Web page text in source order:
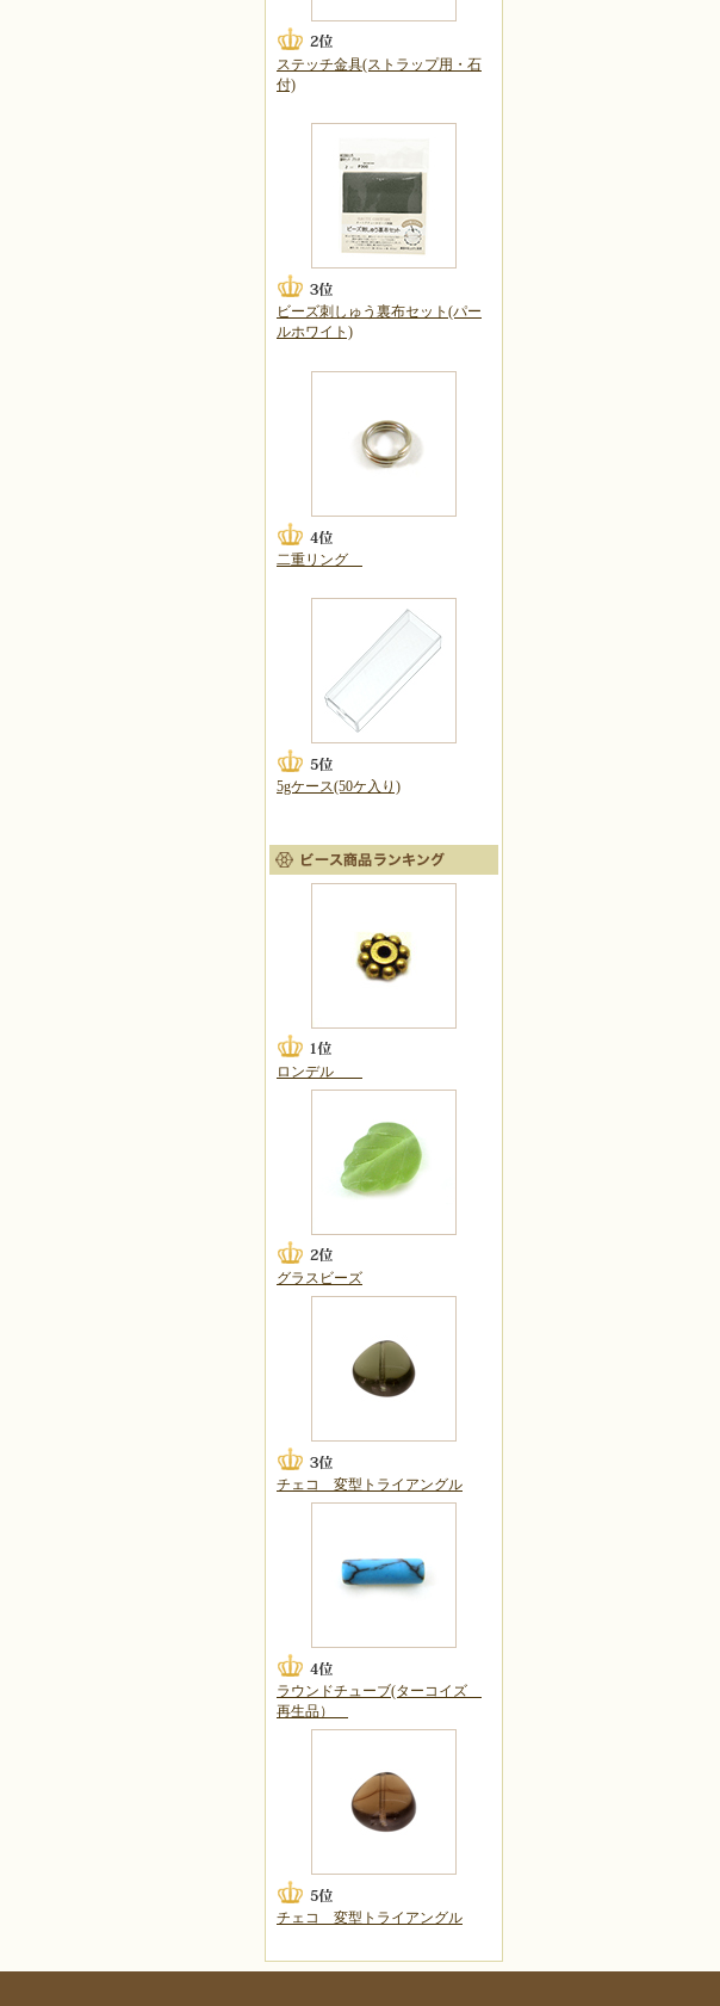
ステッチ金具(ストラップ用・石
付)
ビーズ刺しゅう裏布セット(パー
ルホワイト)
二重リング
5gケース(50ケ入り)
ロンデル
グラスビーズ
チェコ 変型トライアングル
ラウンドチューブ(ターコイズ
再生品）
チェコ 変型トライアングル